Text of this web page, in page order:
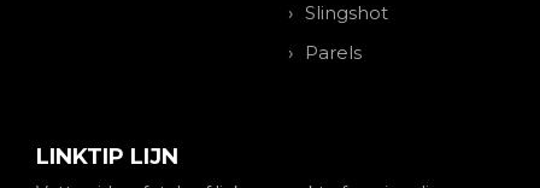
Slingshot
Parels
LINKTIP LIJN